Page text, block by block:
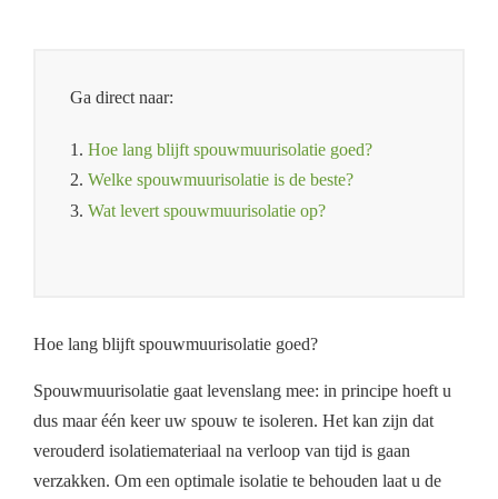
Ga direct naar:
1. Hoe lang blijft spouwmuurisolatie goed?
2. Welke spouwmuurisolatie is de beste?
3. Wat levert spouwmuurisolatie op?
Hoe lang blijft spouwmuurisolatie goed?
Spouwmuurisolatie gaat levenslang mee: in principe hoeft u
dus maar één keer uw spouw te isoleren. Het kan zijn dat
verouderd isolatiemateriaal na verloop van tijd is gaan
verzakken. Om een optimale isolatie te behouden laat u de